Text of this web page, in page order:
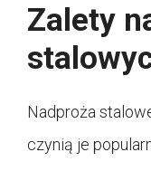
Zalety
Nadproża
czynią je